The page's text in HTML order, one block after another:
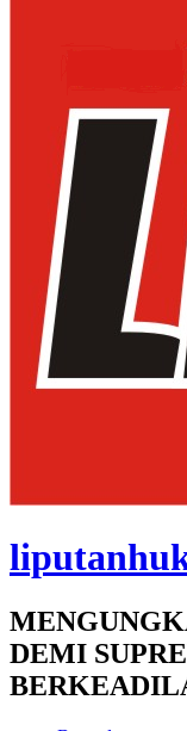
DEMI